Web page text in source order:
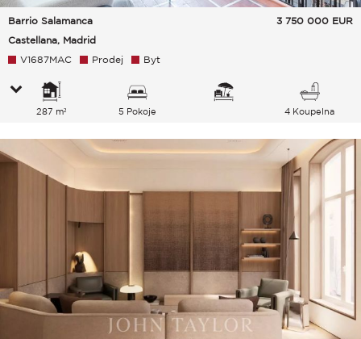
Barrio Salamanca
Castellana, Madrid
3 750 000 EUR
V1687MAC Prodej Byt
287 m² 5 Pokoje 4 Koupelna